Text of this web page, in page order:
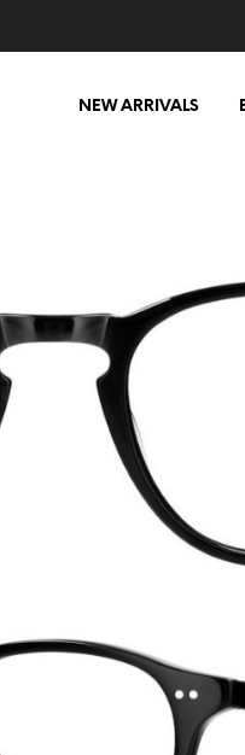
NEW ARRIVALS